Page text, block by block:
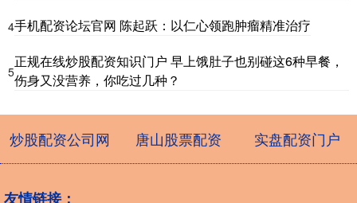
4手机配资论坛官网 陈起跃：以仁心领跑肿瘤精准治疗
5
正规在线炒股配资知识门户 早上饿肚子也别碰这6种早餐，
伤身又没营养，你吃过几种？
炒股配资公司网 唐山股票配资 实盘配资门户
友情链接：